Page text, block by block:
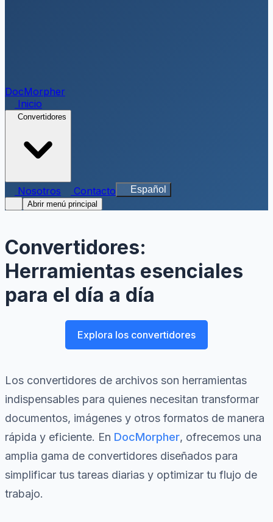
DocMorpher
Inicio
Convertidores
Nosotros Contacto Español
Abrir menú principal
Convertidores:
Herramientas esenciales
para el día a día
Explora los convertidores
Los convertidores de archivos son herramientas
indispensables para quienes necesitan transformar
documentos, imágenes y otros formatos de manera
rápida y eficiente. En DocMorpher, ofrecemos una
amplia gama de convertidores diseñados para
simplificar tus tareas diarias y optimizar tu flujo de
trabajo.